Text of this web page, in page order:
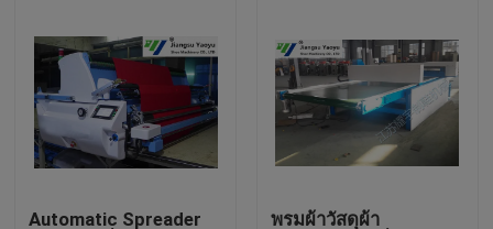
เครื่องตัดไฮดรอลิก
กดเครื่องตัดไฮดรอลิก
เครื่องตัดแขนสว่านแบบไฮดรอลิค
Automatic Spreader พรมผ้าวัสดุผ้า